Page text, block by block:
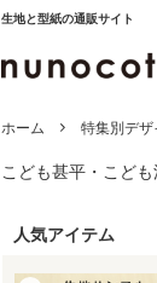
生地と型紙の通販サイト
ホーム 特集別デザ
こども甚平・こど
人気アイテム